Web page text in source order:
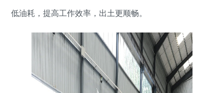
低油耗，提高工作效率，出土更顺畅。